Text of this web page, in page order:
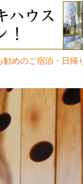
ハウス
！
勧めのご宿泊・日帰